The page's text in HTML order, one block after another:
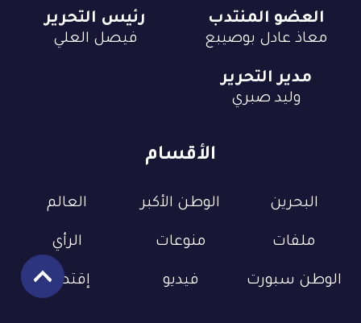
الأقسام
البحرين الوطن الأكبر العالم
ملفات منوعات الرأي
الوطن سبورت فيديو إقتصاد
العضو المنتدب
معاذ عادل بوصيبع
رئيس التحرير
فيصل العلي
مدير التحرير
وليد صبري